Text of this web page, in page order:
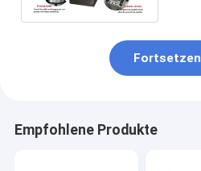
Fortsetzen
Empfohlene Produkte